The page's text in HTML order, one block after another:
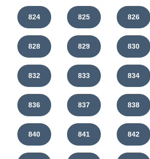
824 825 826
828 829 830
832 833 834
836 837 838
840 841 842